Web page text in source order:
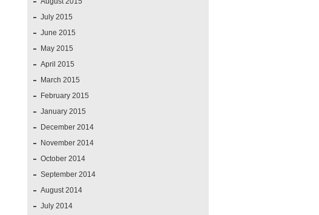
July 2015
June 2015
May 2015
April 2015
March 2015
February 2015
January 2015
December 2014
November 2014
October 2014
September 2014
August 2014
July 2014